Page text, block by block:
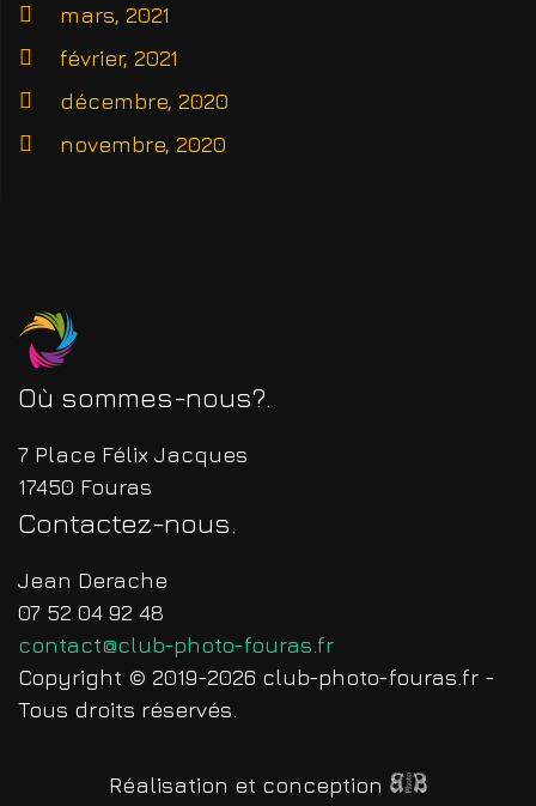
mars, 2021
février, 2021
décembre, 2020
novembre, 2020
Où sommes-nous?
7 Place Félix Jacques
17450 Fouras
Contactez-nous
Jean Derache
07 52 04 92 48
contact@club-photo-fouras.fr
Copyright © 2019-2026 club-photo-fouras.fr -
Tous droits réservés.
Réalisation et conception